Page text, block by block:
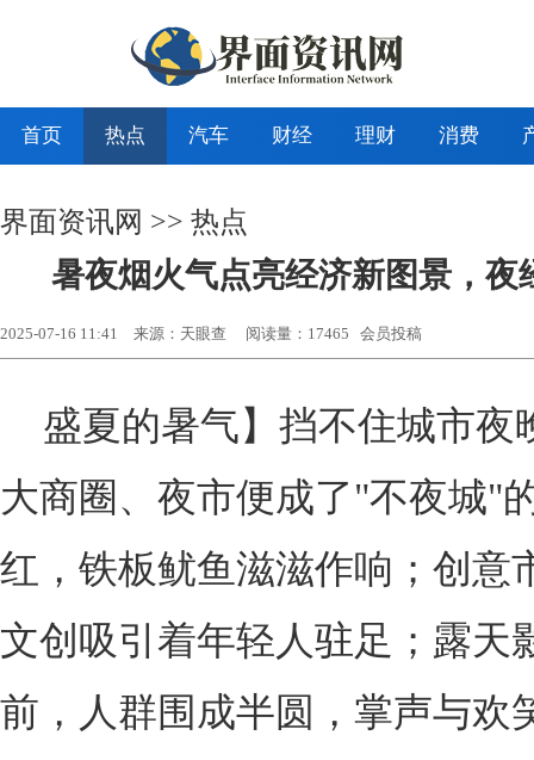
首页 热点 汽车 财经 理财 消费
界面资讯网 >> 热点
暑夜烟火气点亮经济新图景，夜
2025-07-16 11:41 来源：天眼查 阅读量：17465 会员投稿
盛夏的暑气】挡不住城市夜
大商圈、夜市便成了"不夜城"
红，铁板鱿鱼滋滋作响；创意
文创吸引着年轻人驻足；露天
前，人群围成半圆，掌声与欢